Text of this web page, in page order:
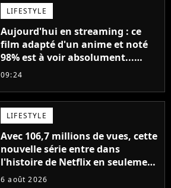
LIFESTYLE
Aujourd'hui en streaming : ce
film adapté d'un anime et noté
98% est à voir absolument...
sinon vous ne comprendrez plus
09:24
LIFESTYLE
Avec 106,7 millions de vues, cette
nouvelle série entre dans
l'histoire de Netflix en seulement
48 jours
6 août 2026